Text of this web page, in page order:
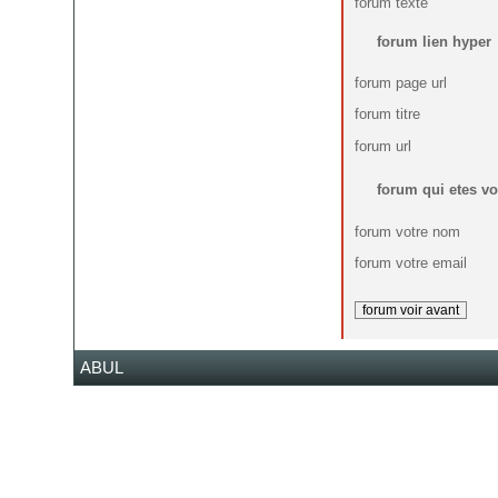
forum lien hyper
forum page url
forum titre
forum url
forum qui etes
forum votre nom
forum votre email
ABUL